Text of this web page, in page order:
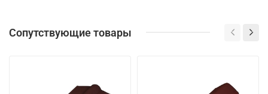
Сопутствующие товары